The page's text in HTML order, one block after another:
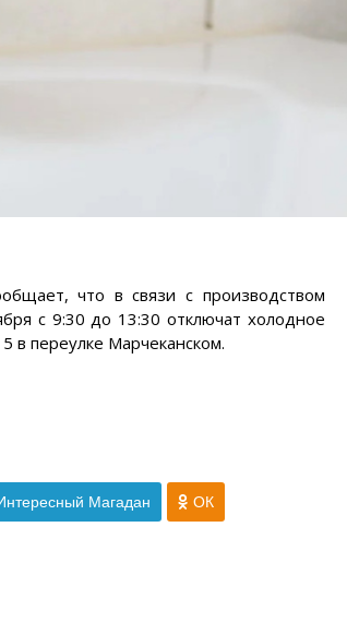
что в связи с производством
с 9:30 до 13:30 отключат холодное
в переулке Марчеканском.
Магадан ОК